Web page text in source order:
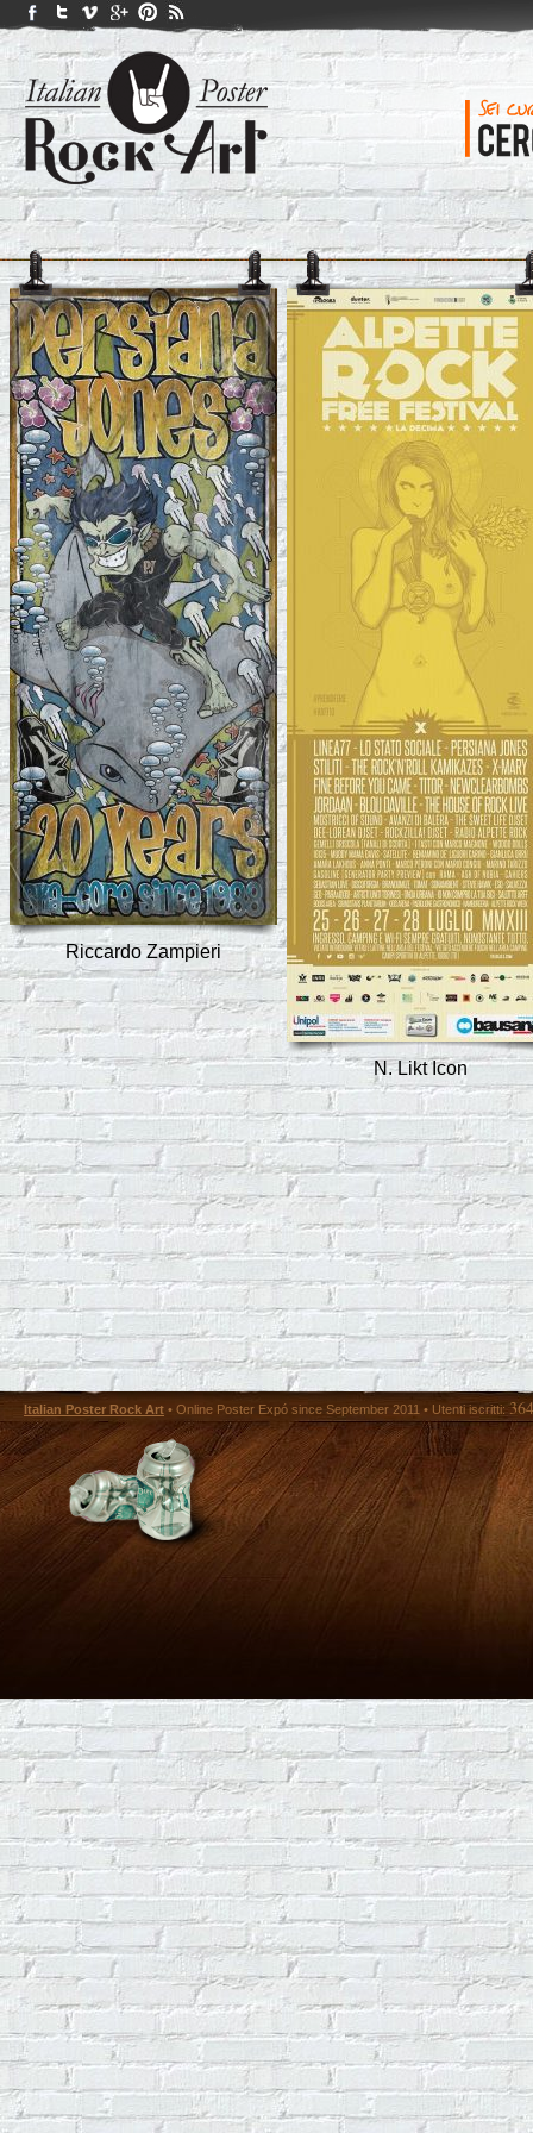
Riccardo Zampieri
N. Likt Icon
Italian Poster Rock Art • Online Poster Expó since September 2011 • Utenti iscritti: 364